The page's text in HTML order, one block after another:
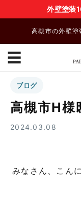
外壁塗装
高槻市の外壁塗
☰
ブログ
高槻市H様
2024.03.08
みなさん、こん